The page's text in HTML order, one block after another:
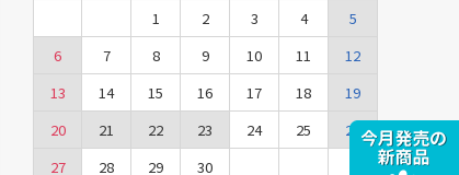
1
2 3 4
5
6
7 8 9 10 11
12
13
14 15 16 17 18
19
20
21 22 23 24 25
26
27
28 29 30